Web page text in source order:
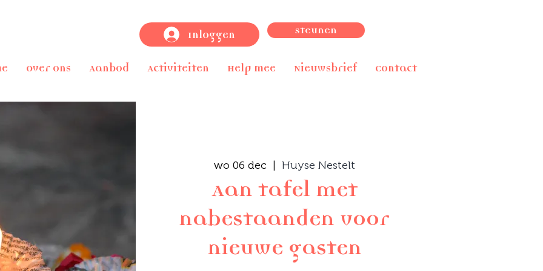
Inloggen Steunen
Over ons Aanbod Activiteiten Help mee Nieuwsbrief Contact
wo 06 dec
  |
Huyse Nestelt
Aan tafel met
nabestaanden voor
nieuwe gasten